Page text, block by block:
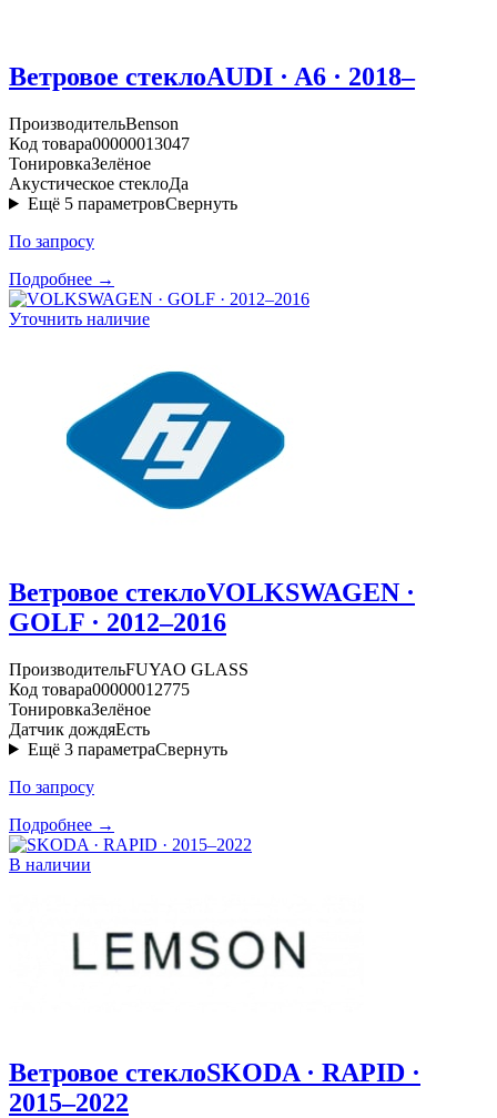
Ветровое стеклоAUDI · A6 · 2018–
ПроизводительBenson
Код товара00000013047
ТонировкаЗелёное
Акустическое стеклоДа
Ещё 5 параметровСвернуть
По запросу
Подробнее →
Уточнить наличие
Ветровое стеклоVOLKSWAGEN ·
GOLF · 2012–2016
ПроизводительFUYAO GLASS
Код товара00000012775
ТонировкаЗелёное
Датчик дождяЕсть
Ещё 3 параметраСвернуть
По запросу
Подробнее →
В наличии
Ветровое стеклоSKODA · RAPID ·
2015–2022